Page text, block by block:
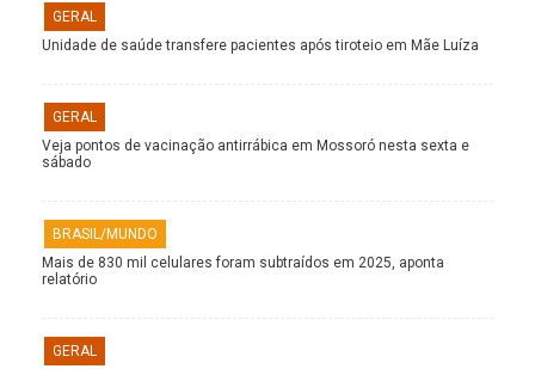
GERAL
Unidade de saúde transfere pacientes após tiroteio em Mãe Luíza
GERAL
Veja pontos de vacinação antirrábica em Mossoró nesta sexta e
sábado
BRASIL/MUNDO
Mais de 830 mil celulares foram subtraídos em 2025, aponta
relatório
GERAL